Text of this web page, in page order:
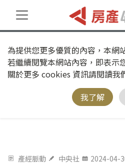
為提供您更多優質的內容，本網
若繼續閱覽本網站內容，即表示
關於更多 cookies 資訊請閱讀我
我了解
產經脈動 中央社 2024-04-